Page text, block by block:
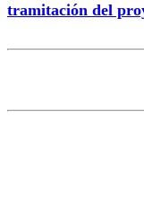
tramitación del